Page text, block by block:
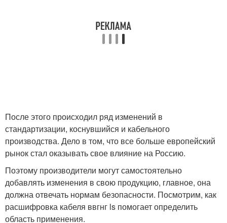
После этого происходил ряд изменений в
стандартизации, коснувшийся и кабельного
производства. Дело в том, что все больше европейский
рынок стал оказывать свое влияние на Россию.
Поэтому производители могут самостоятельно
добавлять изменения в свою продукцию, главное, она
должна отвечать нормам безопасности. Посмотрим, как
расшифровка кабеля ввгнг ls помогает определить
область применения.